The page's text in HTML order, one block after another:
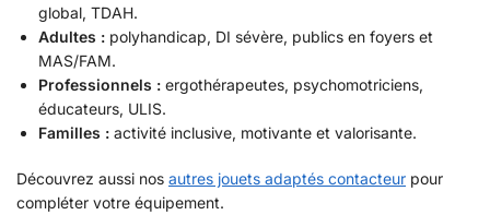
global, TDAH.
Adultes : polyhandicap, DI sévère, publics en foyers et
MAS/FAM.
Professionnels : ergothérapeutes, psychomotriciens,
éducateurs, ULIS.
Familles : activité inclusive, motivante et valorisante.
Découvrez aussi nos autres jouets adaptés contacteur pour
compléter votre équipement.